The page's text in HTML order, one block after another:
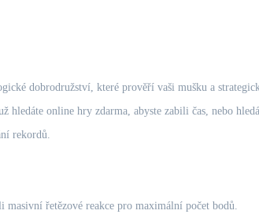
dobrodružství, které prověří vaši mušku a
online hry zdarma, abyste zabili čas, nebo
rekordů.
řetězové reakce pro maximální počet bodů.